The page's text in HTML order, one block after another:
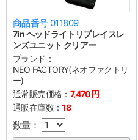
商品番号 011809
7in ヘッドライトリプレイスレ
ンズユニット クリアー
ブランド：
NEO FACTORY(ネオファクトリ
ー)
通常販売価格： 7,470円
通販在庫数：18
数量：